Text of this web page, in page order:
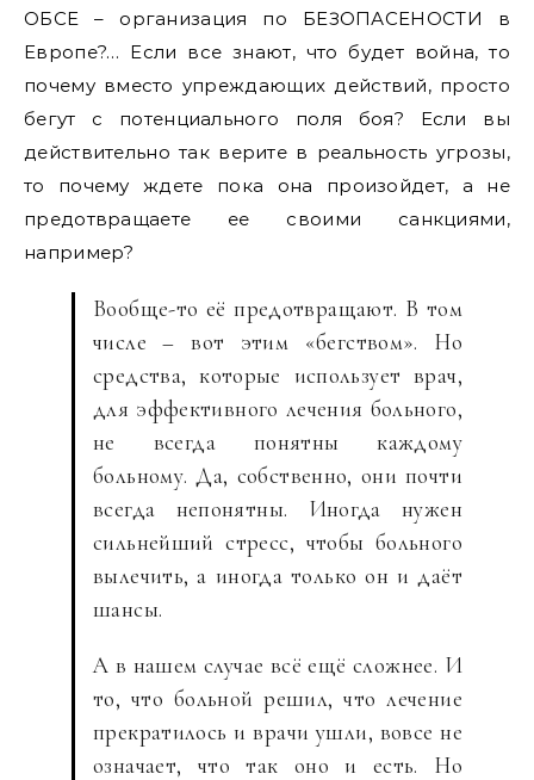
ОБСЕ – организация по БЕЗОПАСЕНОСТИ в
Европе?… Если все знают, что будет война, то
почему вместо упреждающих действий, просто
бегут с потенциального поля боя? Если вы
действительно так верите в реальность угрозы,
то почему ждете пока она произойдет, а не
предотвращаете ее своими санкциями,
например?
Вообще-то её предотвращают. В том
числе – вот этим «бегством». Но
средства, которые использует врач,
для эффективного лечения больного,
не всегда понятны каждому
больному. Да, собственно, они почти
всегда непонятны. Иногда нужен
сильнейший стресс, чтобы больного
вылечить, а иногда только он и даёт
шансы.
А в нашем случае всё ещё сложнее. И
то, что больной решил, что лечение
прекратилось и врачи ушли, вовсе не
означает, что так оно и есть. Но